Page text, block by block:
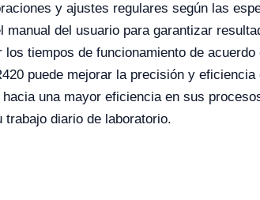
y ajustes regulares según las
del usuario para garantizar
tiempos de funcionamiento de
puede mejorar la precisión y
una mayor eficiencia en sus
diario de laboratorio.